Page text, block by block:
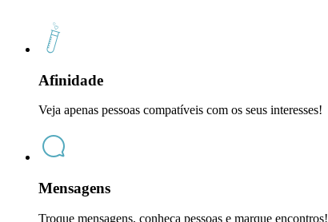
Afinidade
Veja apenas pessoas compatíveis com os seus interesses!
Mensagens
Troque mensagens, conheça pessoas e marque encontros!